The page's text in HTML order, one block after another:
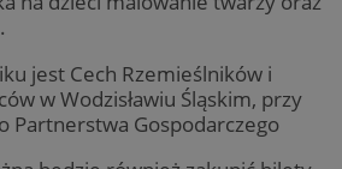
jest Cech Rzemieślników i
w Wodzisławiu Śląskim, przy
Partnerstwa Gospodarczego